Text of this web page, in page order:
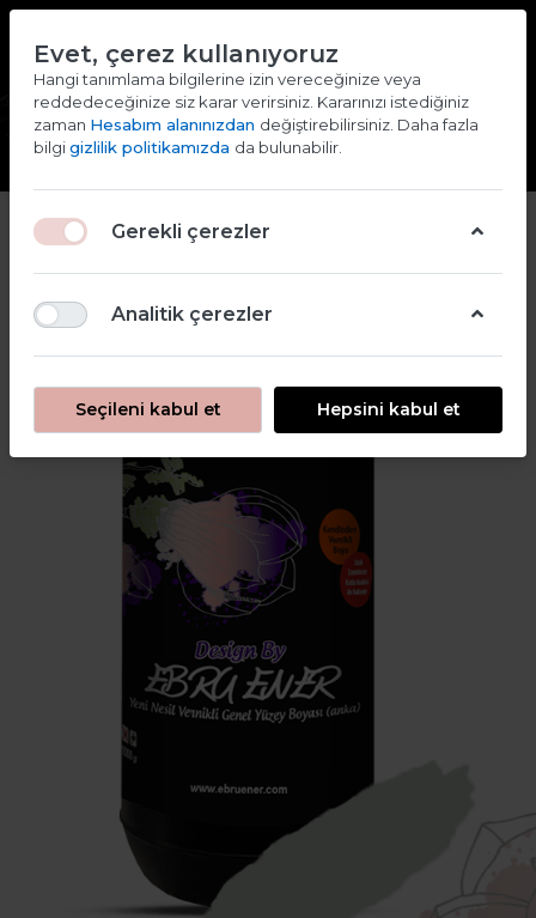
Giriş yap Kaydol
Evet, çerez kullanıyoruz
Hangi tanımlama bilgilerine izin vereceğinize veya
reddedeceğinize siz karar verirsiniz. Kararınızı istediğiniz
zaman Hesabım alanınızdan değiştirebilirsiniz. Daha fazla
bilgigizlilik politikamızda da bulunabilir.
Gerekli çerezler
Analitik çerezler
Seçileni kabul et Hepsini kabul et